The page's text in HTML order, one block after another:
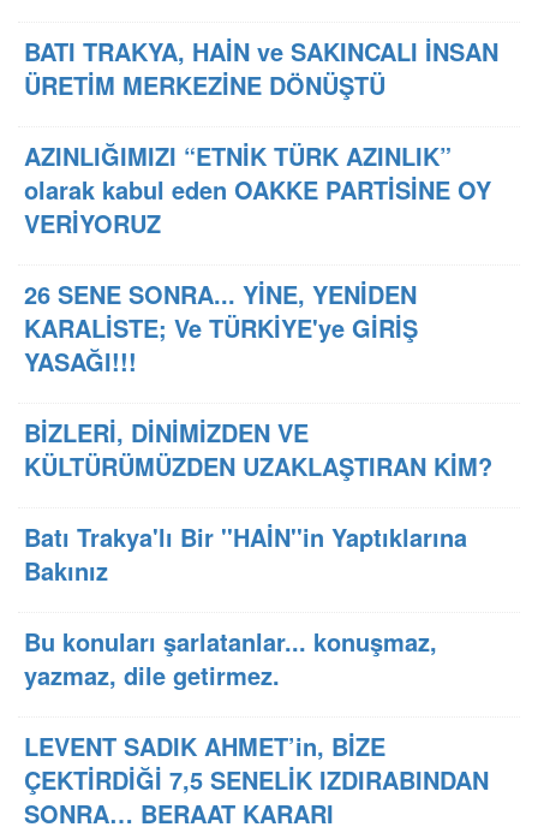
BATI TRAKYA, HAİN ve SAKINCALI İNSAN
ÜRETİM MERKEZİNE DÖNÜŞTÜ
AZINLIĞIMIZI “ETNİK TÜRK AZINLIK”
olarak kabul eden OAKKE PARTİSİNE OY
VERİYORUZ
26 SENE SONRA... YİNE, YENİDEN
KARALİSTE; Ve TÜRKİYE'ye GİRİŞ
YASAĞI!!!
BİZLERİ, DİNİMİZDEN VE
KÜLTÜRÜMÜZDEN UZAKLAŞTIRAN KİM?
Batı Trakya'lı Bir ''HAİN''in Yaptıklarına
Bakınız
Bu konuları şarlatanlar... konuşmaz,
yazmaz, dile getirmez.
LEVENT SADIK AHMET’in, BİZE
ÇEKTİRDİĞİ 7,5 SENELİK IZDIRABINDAN
SONRA… BERAAT KARARI